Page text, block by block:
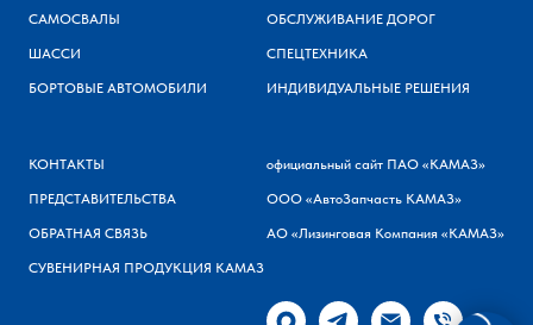
САМОСВАЛЫ
ШАССИ
БОРТОВЫЕ АВТОМОБИЛИ
ОБСЛУЖИВАНИЕ ДОРОГ
СПЕЦТЕХНИКА
ИНДИВИДУАЛЬНЫЕ РЕШЕНИЯ
КОНТАКТЫ
ПРЕДСТАВИТЕЛЬСТВА
ОБРАТНАЯ СВЯЗЬ
СУВЕНИРНАЯ ПРОДУКЦИЯ КАМАЗ
официальный сайт ПАО «КАМАЗ»
ООО «АвтоЗапчасть КАМАЗ»
АО «Лизинговая Компания «КАМАЗ»